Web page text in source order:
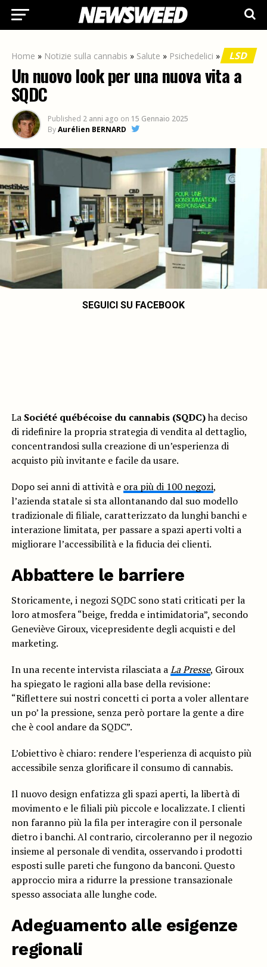
Home » Notizie sulla cannabis » Salute » Psichedelici » LSD
Un nuovo look per una nuova vita a
SQDC
Published 2 anni ago on 15 Gennaio 2025
ByAurélien BERNARD
SEGUICI SU FACEBOOK
La Société québécoise du cannabis (SQDC)ha deciso
di ridefinire la propria strategia di vendita al dettaglio,
concentrandosi sulla creazione di un’esperienza di
acquisto più invitante e facile da usare.
Dopo sei anni di attività e ora più di 100 negozi,
l’azienda statale si sta allontanando dal suo modello
tradizionale di filiale, caratterizzato da lunghi banchi e
interazione limitata, per passare a spazi aperti volti a
migliorare l’accessibilità e la fiducia dei clienti.
Abbattere le barriere
Storicamente, i negozi SQDC sono stati criticati per la
loro atmosfera “beige, fredda e intimidatoria”, secondo
Geneviève Giroux, vicepresidente degli acquisti e del
marketing.
In una recente intervista rilasciata aLa Presse, Giroux
ha spiegato le ragioni alla base della revisione:
“Riflettere sui nostri concetti ci porta a voler allentare
un po’ la pressione, senza però portare la gente a dire
che è cool andare da SQDC”.
L’obiettivo è chiaro: rendere l’esperienza di acquisto più
accessibile senza glorificare il consumo di cannabis.
Il nuovo design enfatizza gli spazi aperti, la libertà di
movimento e le filiali più piccole e localizzate. I clienti
non faranno più la fila per interagire con il personale
dietro i banchi. Al contrario, circoleranno per il negozio
insieme al personale di vendita, osservando i prodotti
esposti sulle pareti che fungono da banconi. Questo
approccio mira a ridurre la pressione transazionale
spesso associata alle lunghe code.
Adeguamento alle esigenze
regionali